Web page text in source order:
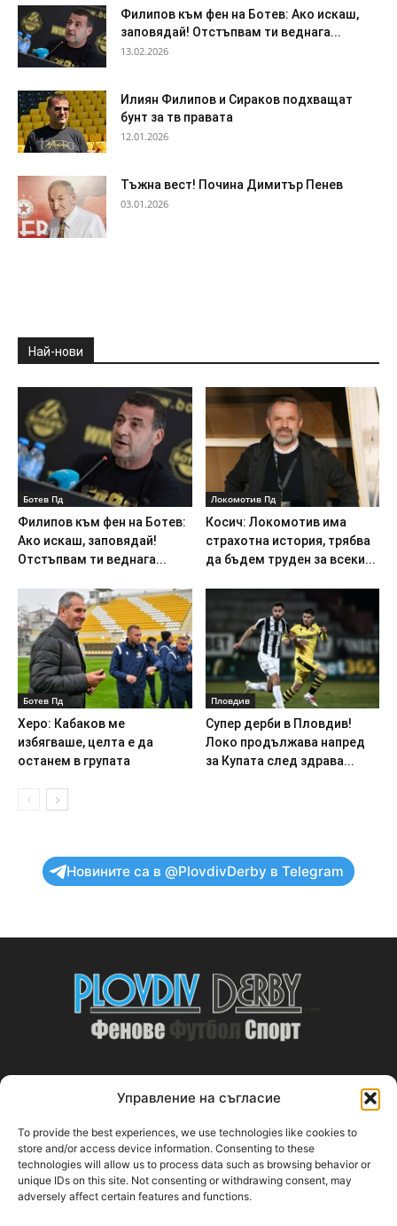
Управление на съгласие
To provide the best experiences, we use technologies like cookies to
store and/or access device information. Consenting to these
technologies will allow us to process data such as browsing behavior or
unique IDs on this site. Not consenting or withdrawing consent, may
adversely affect certain features and functions.
Филипов към фен на Ботев: Ако искаш,
заповядай! Отстъпвам ти веднага...
13.02.2026
Илиян Филипов и Сираков подхващат
бунт за тв правата
12.01.2026
Тъжна вест! Почина Димитър Пенев
03.01.2026
Най-нови
Ботев Пд
Филипов към фен на Ботев:
Ако искаш, заповядай!
Отстъпвам ти веднага...
Локомотив Пд
Косич: Локомотив има
страхотна история, трябва
да бъдем труден за всеки...
Ботев Пд
Херо: Кабаков ме
избягваше, целта е да
останем в групата
Пловдив
Супер дерби в Пловдив!
Локо продължава напред
за Купата след здрава...
Новините са в @PlovdivDerby в Telegram
ABOUT US
PlovdivDerby.com е първата пловдивска изцяло футболна
медия!
Свържи се с нас:plovdivderby.com@gmail.com